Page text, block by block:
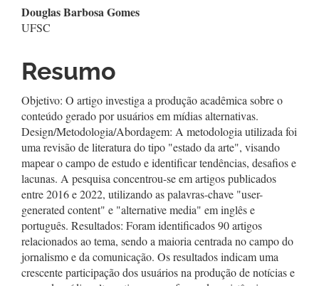
artigo
principal
Douglas Barbosa Gomes
UFSC
Resumo
Objetivo: O artigo investiga a produção acadêmica sobre o
conteúdo gerado por usuários em mídias alternativas.
Design/Metodologia/Abordagem: A metodologia utilizada foi
uma revisão de literatura do tipo "estado da arte", visando
mapear o campo de estudo e identificar tendências, desafios e
lacunas. A pesquisa concentrou-se em artigos publicados
entre 2016 e 2022, utilizando as palavras-chave "user-
generated content" e "alternative media" em inglês e
português. Resultados: Foram identificados 90 artigos
relacionados ao tema, sendo a maioria centrada no campo do
jornalismo e da comunicação. Os resultados indicam uma
crescente participação dos usuários na produção de notícias e